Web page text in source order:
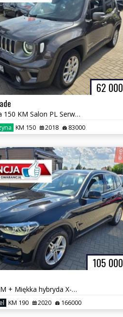
62 000
1,3 Benzyna 150 KM Salon PL Serwis GWARANCJA Zamiana Zarejestrowany
KM 150 2018 83000
105 000
2,0 D 190 KM + Miękka hybryda X-Drive Automat Serwis GWARANCJA Zamiana
KM 190 2020 166000